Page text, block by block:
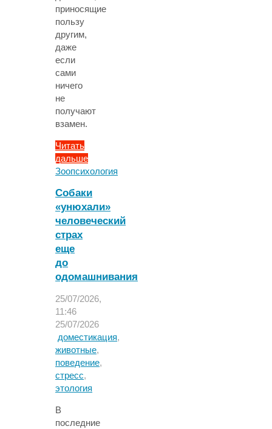
приносящие
пользу
другим,
даже
если
сами
ничего
не
получают
взамен.
Читать
дальше
"Собаки
не
такими
бескорыстными,
как
считалось"
Зоопсихология
Собаки
«унюхали»
человеческий
страх
еще
до
одомашнивания
25/07/2026,
11:46
25/07/2026
доместикация,
животные,
поведение,
стресс,
этология
В
последние